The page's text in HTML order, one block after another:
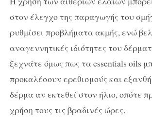
στον έλεγχο της παραγωγής του
ρυθμίσει προβλήματα ακμής, ενώ
αναγεννητικές ιδιότητες του
ξεχνάτε όμως πως τα essentials oils
προκαλέσουν ερεθισμούς και
δέρμα αν εκτεθεί στον ήλιο, οπότε
χρήση τους τις βραδινές ώρες.